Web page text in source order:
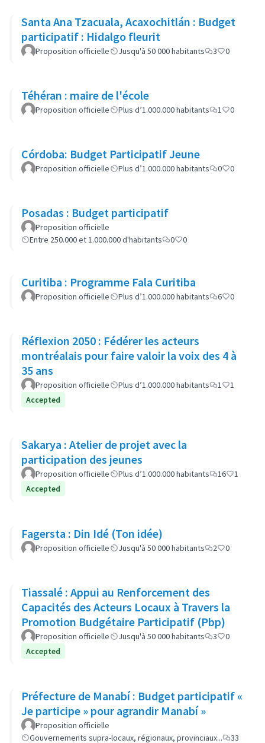
Santa Ana Tzacuala, Acaxochitlán : Budget
participatif : Hidalgo fleurit
Proposition officielle Jusqu'à 50 000 habitants 3 0
Téhéran : maire de l'école
Proposition officielle Plus d’1.000.000 habitants 1 0
Córdoba: Budget Participatif Jeune
Proposition officielle Plus d’1.000.000 habitants 0 0
Posadas : Budget participatif
Proposition officielle
Entre 250.000 et 1.000.000 d'habitants
0 0
Curitiba : Programme Fala Curitiba
Proposition officielle Plus d’1.000.000 habitants 6 0
Réflexion 2050 : Fédérer les acteurs
montréalais pour faire valoir la voix des 4 à
35 ans
Proposition officielle Plus d’1.000.000 habitants 1
1
Accepted
Sakarya : Atelier de projet avec la
participation des jeunes
Proposition officielle Plus d’1.000.000 habitants 16
1
Accepted
Fagersta : Din Idé (Ton idée)
Proposition officielle Jusqu'à 50 000 habitants 2 0
Tiassalé : Appui au Renforcement des
Capacités des Acteurs Locaux à Travers la
Promotion Budgétaire Participatif (Pbp)
Proposition officielle Jusqu'à 50 000 habitants 3
0
Accepted
Préfecture de Manabí : Budget participatif «
Je participe » pour agrandir Manabí »
Proposition officielle
Gouvernements supra-locaux, régionaux, provinciaux...
33